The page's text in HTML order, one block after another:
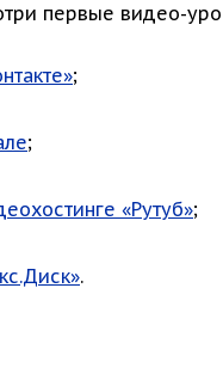
первые видео-
;
;
«Рутуб»;
.